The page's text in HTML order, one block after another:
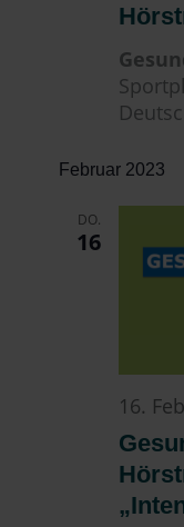
Februar 2023
DO.
16
16.